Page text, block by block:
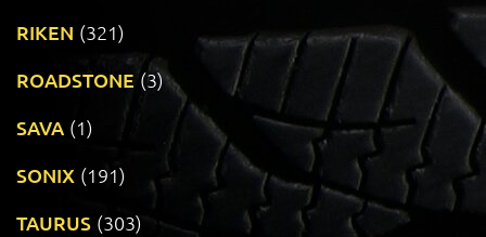
RIKEN (321)
ROADSTONE (3)
SAVA (1)
SONIX (191)
TAURUS (303)